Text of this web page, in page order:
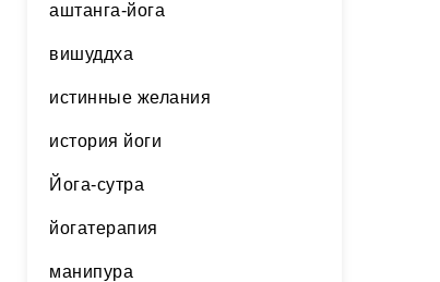
аштанга-йога
вишуддха
истинные желания
история йоги
Йога-сутра
йогатерапия
манипура